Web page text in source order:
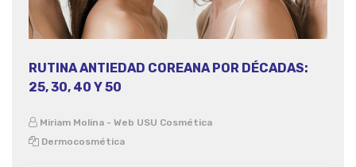
RUTINA ANTIEDAD COREANA POR DÉCADAS:
25, 30, 40 Y 50
Miriam Molina - Web USU Cosmética
Dermocosmética